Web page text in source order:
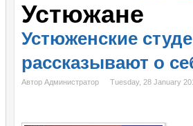
Устюжане
Устюженские
рассказывают о
Автор Администратор Tuesday, 28 January